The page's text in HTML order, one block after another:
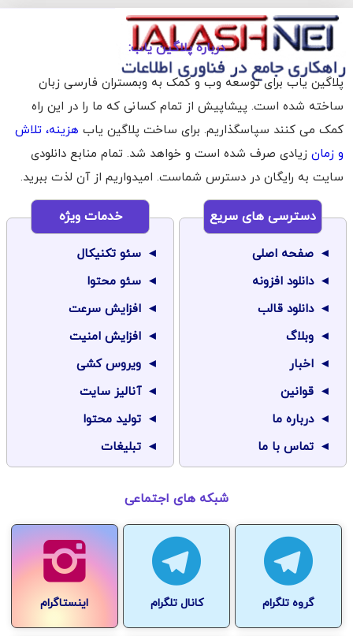
درباره پلاگین یاب:
پلاگین یاب برای توسعه وب و کمک به وبمستران فارسی زبان
ساخته شده است. پیشاپیش از تمام کسانی که ما را در این راه
کمک می کنند سپاسگذاریم. برای ساخت پلاگین یاب هزینه، تلاش
و زمان زیادی صرف شده است و خواهد شد. تمام منابع دانلودی
سایت به رایگان در دسترس شماست. امیدواریم از آن لذت ببرید.
دسترسی های سریع
صفحه اصلی
دانلود افزونه
دانلود قالب
وبلاگ
اخبار
قوانین
درباره ما
تماس با ما
خدمات ویژه
سئو تکنیکال
سئو محتوا
افزایش سرعت
افزایش امنیت
ویروس کشی
آنالیز سایت
تولید محتوا
تبلیغات
شبکه های اجتماعی
گروه تلگرام کانال تلگرام اینستاگرام